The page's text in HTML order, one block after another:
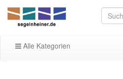
Alle Kategorien